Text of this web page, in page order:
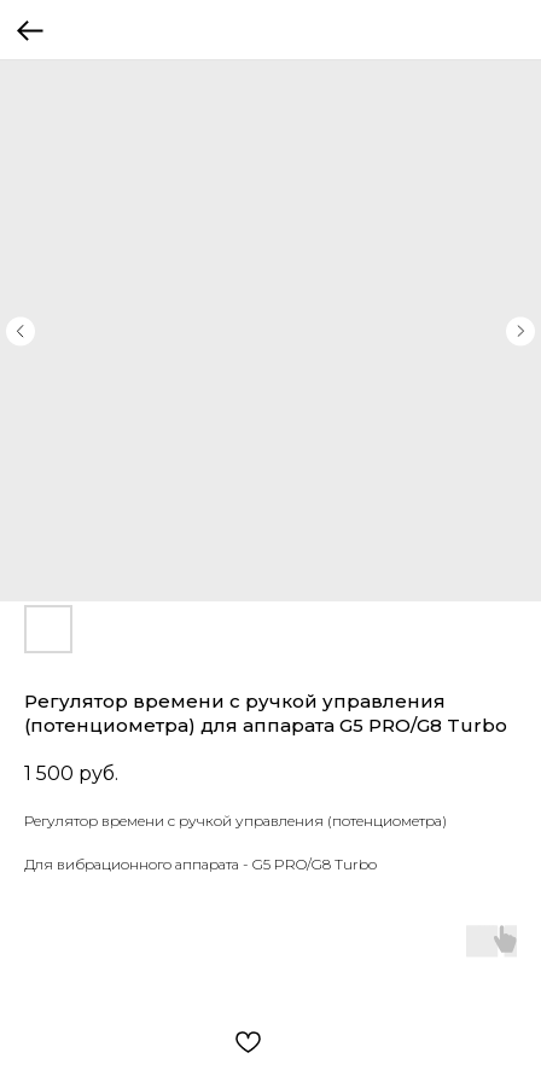
Регулятор времени с ручкой управления
(потенциометра) для аппарата G5 PRO/G8 Turbo
1 500 руб.
Регулятор времени с ручкой управления (потенциометра)
Для вибрационного аппарата - G5 PRO/G8 Turbo